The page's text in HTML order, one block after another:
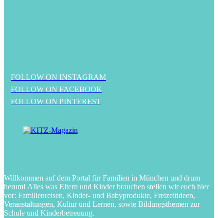
FOLLOW ON INSTAGRAM
FOLLOW ON FACEBOOK
FOLLOW ON PINTEREST
Willkommen auf dem Portal für Familien in München und drum
herum! Alles was Eltern und Kinder brauchen stellen wir euch hier
vor: Familienreisen, Kinder- und Babyprodukte, Freizeitideen,
Veranstaltungen, Kultur und Lernen, sowie Bildungsthemen zur
Schule und Kinderbetreuung.